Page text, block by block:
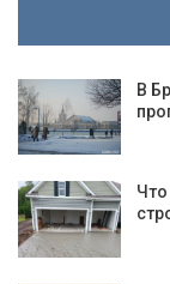
В
Что